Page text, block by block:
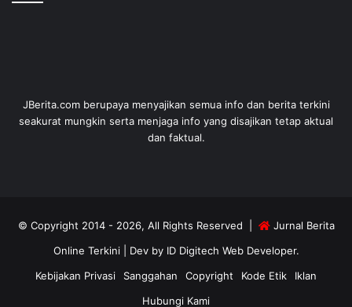
JBerita.com berupaya menyajikan semua info dan berita terkini
seakurat mungkin serta menjaga info yang disajikan tetap aktual
dan faktual.
© Copyright 2014 - 2026, All Rights Reserved |
Jurnal Berita
Online Terkini| Dev by ID Digitech Web Developer.
Kebijakan Privasi
Sanggahan Copyright Kode Etik
Iklan
Hubungi Kami